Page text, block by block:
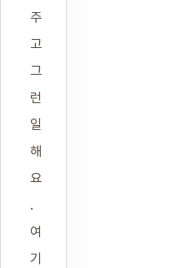
주
고
그
런
일
해
요
.
여
기